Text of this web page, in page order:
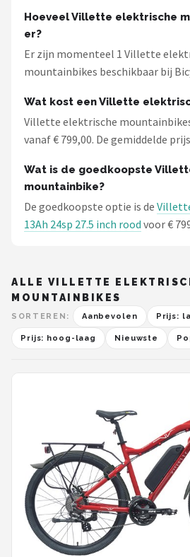
Cortina
Alle merken →
Hoeveel Villette elektrische
er?
Er zijn momenteel 1 Villette
mountainbikes beschikbaar bij
Wat kost een Villette
Villette elektrische
vanaf € 799,00. De gemiddelde
Wat is de goedkoopste
mountainbike?
De goedkoopste optie is de
13Ah 24sp 27.5 inch rood voor €
ALLE VILLETTE
MOUNTAINBIKES
SORTEREN: Aanbevolen Prijs:
Prijs: hoog-laag Nieuwste